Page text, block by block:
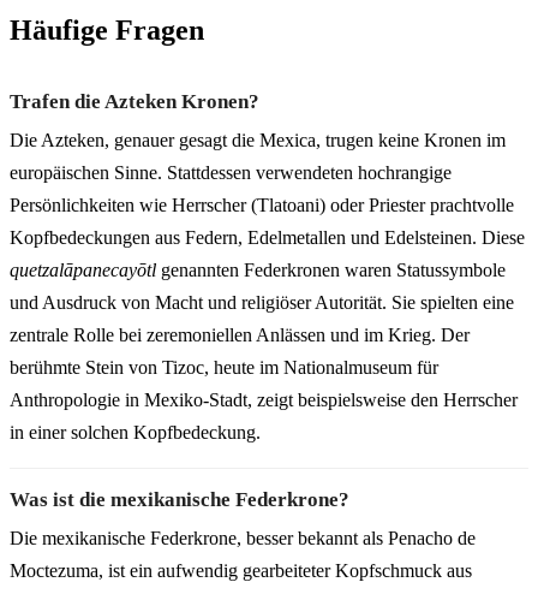
Häufige Fragen
Trafen die Azteken Kronen?
Die Azteken, genauer gesagt die Mexica, trugen keine Kronen im
europäischen Sinne. Stattdessen verwendeten hochrangige
Persönlichkeiten wie Herrscher (Tlatoani) oder Priester prachtvolle
Kopfbedeckungen aus Federn, Edelmetallen und Edelsteinen. Diese
quetzalāpanecayōtl genannten Federkronen waren Statussymbole
und Ausdruck von Macht und religiöser Autorität. Sie spielten eine
zentrale Rolle bei zeremoniellen Anlässen und im Krieg. Der
berühmte Stein von Tizoc, heute im Nationalmuseum für
Anthropologie in Mexiko-Stadt, zeigt beispielsweise den Herrscher
in einer solchen Kopfbedeckung.
Was ist die mexikanische Federkrone?
Die mexikanische Federkrone, besser bekannt als Penacho de
Moctezuma, ist ein aufwendig gearbeiteter Kopfschmuck aus